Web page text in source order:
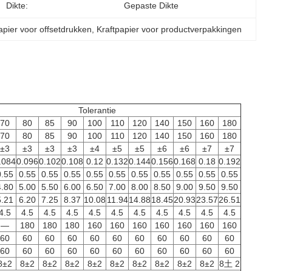
Dikte: Gepaste Dikte
voor offsetdrukken Kraftpapier voor productverpakkingen
Tolerantie
70 80 85 90 100 110 120 140 150 160
180
70 80 85 90 100 110 120 140 150 160
180
±3 ±3 ±3 ±3 ±4 ±5 ±5 ±6 ±6 ±7
±7
0.0960.1020.108 0.12 0.1320.1440.1560.168 0.18 0.192
0.55 0.55 0.55 0.55 0.55 0.55 0.55 0.55 0.55 0.55
5.00 5.50 6.00 6.50 7.00 8.00 8.50 9.00 9.50 9.50
6.20 7.25 8.37 10.08 11.9414.8818.4520.9323.5726.51
4.5 4.5 4.5 4.5 4.5 4.5 4.5 4.5 4.5
4.5
— 180 180 180 160 160 160 160 160 160
160
60 60 60 60 60 60 60 60 60 60
60
60 60 60 60 60 60 60 60 60 60
60
8±2 8±2 8±2 8±2 8±2 8±2 8±2 8±2 8±2 8土 2